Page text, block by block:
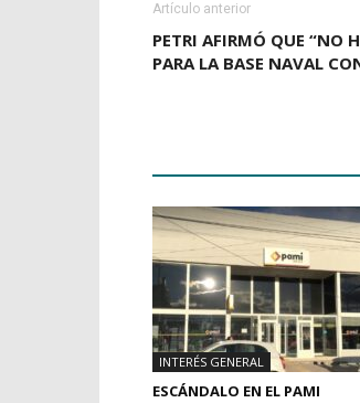
Artículo anterior
PETRI AFIRMÓ QUE “NO
PARA LA BASE NAVAL
INTERÉS GENERAL
ESCÁNDALO EN EL PAMI